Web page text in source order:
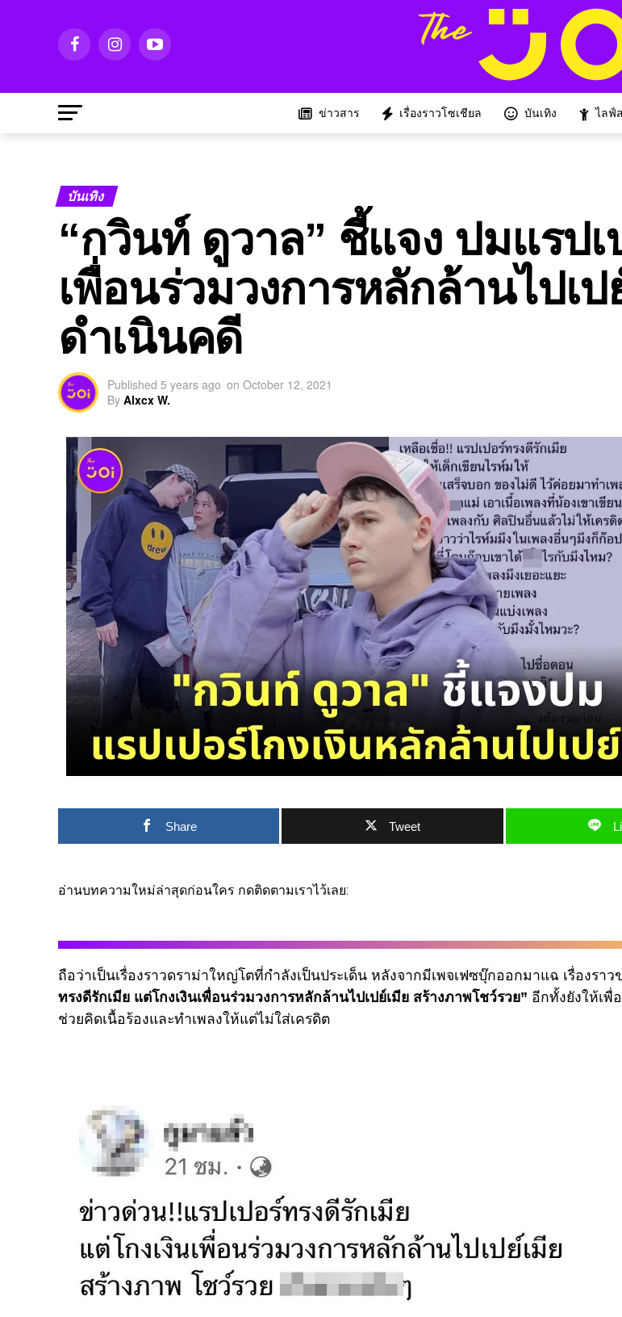
ข่าวสาร เรื่องราวโซเชียล บันเทิง ไลฟ์
บันเทิง
“กวินท์ ดูวาล” ชี้แจง ปมแรปเ
เพื่อนร่วมวงการหลักล้านไปเป
ดำเนินคดี
Published 5 years ago on October 12, 2021
By Alxcx W.
Share Tweet
อ่านบทความใหม่ล่าสุดก่อนใคร กดติดตามเราไว้เลย:
ถือว่าเป็นเรื่องราวดราม่าใหญ่โตที่กำลังเป็นประเด็น หลังจากมีเพจเฟซบุ๊กออกมาแฉ เรื่องราว
ทรงดีรักเมีย แต่โกงเงินเพื่อนร่วมวงการหลักล้านไปเปย์เมีย สร้างภาพโชว์รวย” อีกทั้งยังให้เพื่
ช่วยคิดเนื้อร้องและทำเพลงให้แต่ไม่ใส่เครดิต